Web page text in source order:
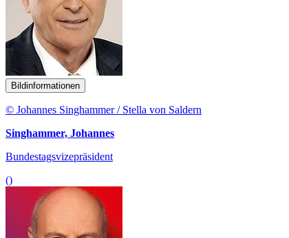
Bildinformationen
© Johannes Singhammer / Stella von Saldern
Singhammer, Johannes
Bundestagsvizepräsident
()